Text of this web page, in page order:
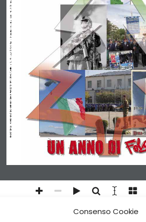
Consenso Cookie
RIVISTA MENSILE DELL’ASSOCIAZIONE NAZIONALE PARACADUTISTI D’ITALIA (ANPd’I) - Via Sforza, 5 00184 Roma - Spedizione in abb. postale - Art. 1, Comma 1, D.L. 24.12.2003, convertito in Legge 27.2.2004, n. 46